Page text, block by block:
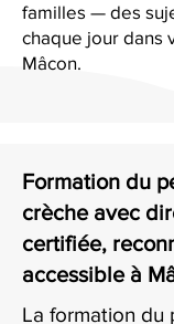
familles — des
chaque jour dans
Mâcon.
Formation du
crèche avec
certifiée,
accessible à
La formation du